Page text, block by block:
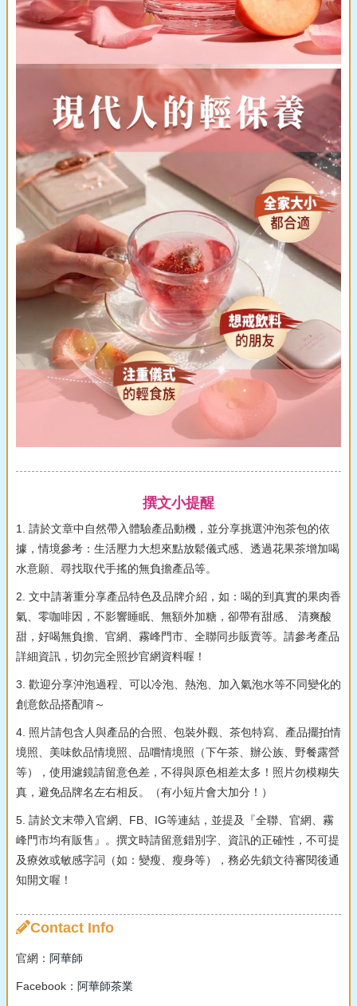
撰文小提醒
1. 請於文章中自然帶入體驗產品動機，並分享挑選沖泡茶包的依
據，情境參考：生活壓力大想來點放鬆儀式感、透過花果茶增加喝
水意願、尋找取代手搖的無負擔產品等。
2. 文中請著重分享產品特色及品牌介紹，如：喝的到真實的果肉香
氣、零咖啡因，不影響睡眠、無額外加糖，卻帶有甜感、 清爽酸
甜，好喝無負擔、官網、霧峰門市、全聯同步販賣等。請參考產品
詳細資訊，切勿完全照抄官網資料喔！
3. 歡迎分享沖泡過程、可以冷泡、熱泡、加入氣泡水等不同變化的
創意飲品搭配唷～
4. 照片請包含人與產品的合照、包裝外觀、茶包特寫、產品擺拍情
境照、美味飲品情境照、品嚐情境照（下午茶、辦公族、野餐露營
等），使用濾鏡請留意色差，不得與原色相差太多！照片勿模糊失
真，避免品牌名左右相反。（有小短片會大加分！）
5. 請於文末帶入官網、FB、IG等連結，並提及『全聯、官網、霧
峰門市均有販售』。撰文時請留意錯別字、資訊的正確性，不可提
及療效或敏感字詞（如：變瘦、瘦身等），務必先鎖文待審閱後通
知開文喔！
Contact Info
官網： 阿華師
Facebook： 阿華師茶業